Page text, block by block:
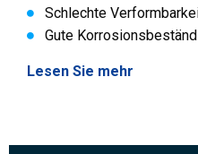
Schlechte
Gute
Lesen Sie mehr